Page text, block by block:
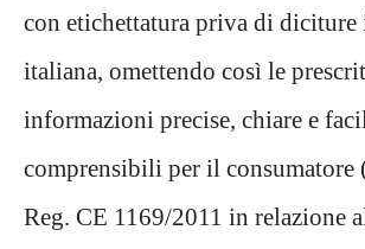
con etichettatura priva di
italiana, omettendo così le
informazioni precise, chiare e
comprensibili per il consumatore
Reg. CE 1169/2011 in relazione